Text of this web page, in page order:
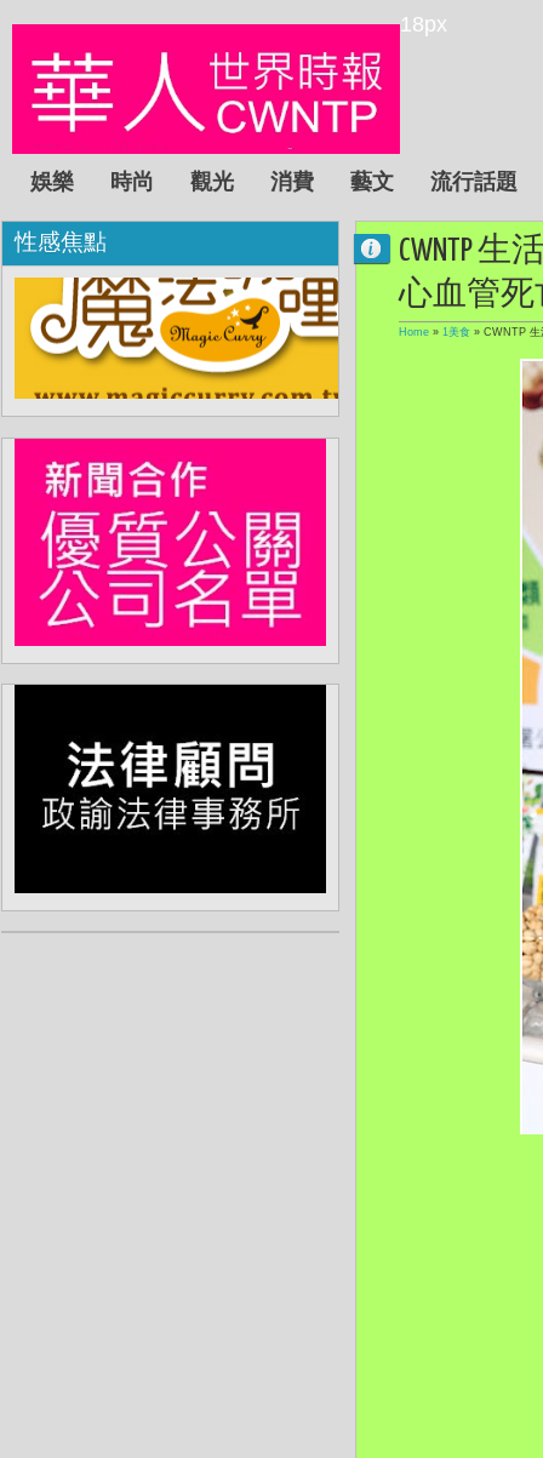
18px
娛樂 時尚 觀光 消費 藝文 流行話題
CWNTP
心血管死
Home » 1美食 » CWNTP 生
性感焦點